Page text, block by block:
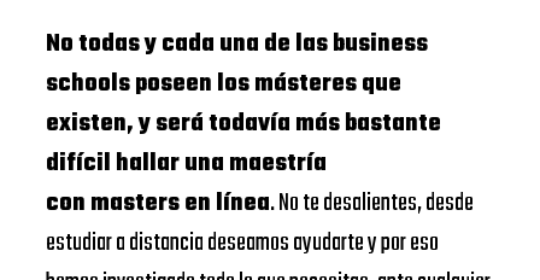
No todas y cada una de las business
schools poseen los másteres que
existen, y será todavía más bastante
difícil hallar una maestría
con masters en línea. No te desalientes, desde
estudiar a distancia deseamos ayudarte y por eso